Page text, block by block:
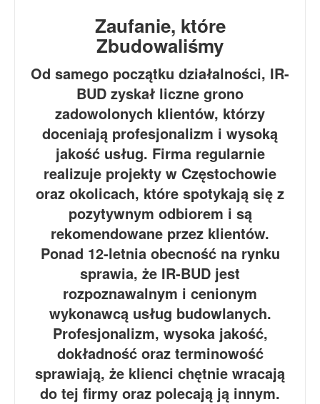
Zaufanie, które
Zbudowaliśmy
Od samego początku działalności, IR-
BUD zyskał liczne grono
zadowolonych klientów, którzy
doceniają profesjonalizm i wysoką
jakość usług. Firma regularnie
realizuje projekty w Częstochowie
oraz okolicach, które spotykają się z
pozytywnym odbiorem i są
rekomendowane przez klientów.
Ponad 12-letnia obecność na rynku
sprawia, że IR-BUD jest
rozpoznawalnym i cenionym
wykonawcą usług budowlanych.
Profesjonalizm, wysoka jakość,
dokładność oraz terminowość
sprawiają, że klienci chętnie wracają
do tej firmy oraz polecają ją innym.